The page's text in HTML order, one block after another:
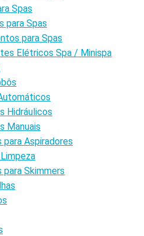
Spas
para Spas
para Spas
Elétricos Spa / Minispa
Hidráulicos
Manuais
para Aspiradores
para Skimmers